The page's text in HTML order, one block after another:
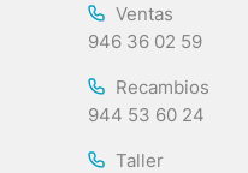
Ventas
946 36 02 59
Recambios
944 53 60 24
Taller